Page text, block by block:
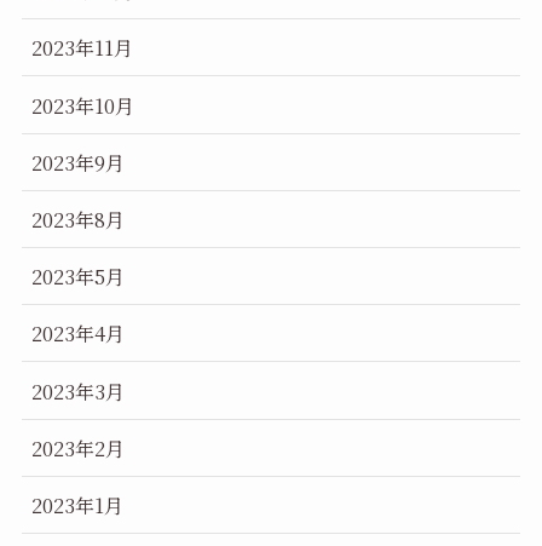
2023年11月
2023年10月
2023年9月
2023年8月
2023年5月
2023年4月
2023年3月
2023年2月
2023年1月